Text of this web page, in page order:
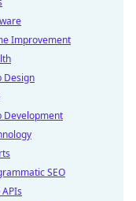
Improvement
Design
Development
SEO
APIs